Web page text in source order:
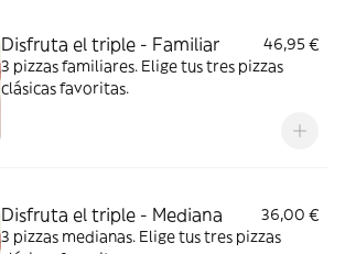
Disfruta el triple - Familiar
46,95 €
3 pizzas familiares. Elige tus tres pizzas
clásicas favoritas.
Disfruta el triple - Mediana
36,00 €
3 pizzas medianas. Elige tus tres pizzas